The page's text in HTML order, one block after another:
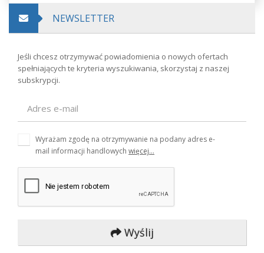
NEWSLETTER
Jeśli chcesz otrzymywać powiadomienia o nowych ofertach
spełniających te kryteria wyszukiwania, skorzystaj z naszej
subskrypcji.
Wyrażam zgodę na otrzymywanie na podany adres e-
mail informacji handlowych więcej...
Wyślij